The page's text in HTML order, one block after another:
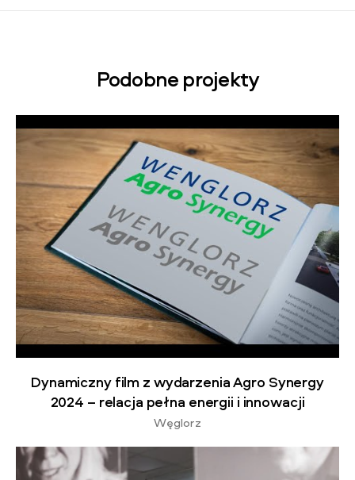
Podobne projekty
Dynamiczny film z wydarzenia Agro Synergy
2024 – relacja pełna energii i innowacji
Węglorz